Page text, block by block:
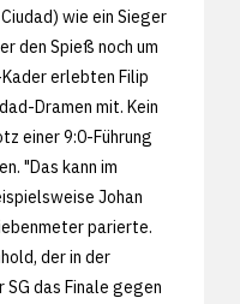
wie ein Sieger
den Spieß noch um
erlebten Filip
Dramen mit. Kein
einer 9:0-Führung
"Das kann im
Johan
parierte.
der in der
SG das Finale gegen